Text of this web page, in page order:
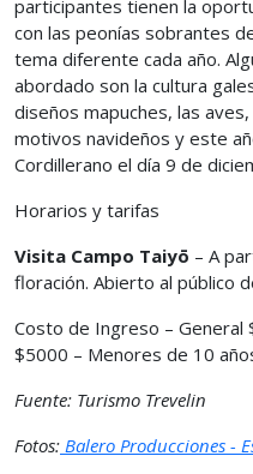
participantes tienen la
con las peonías sobrantes
tema diferente cada año.
abordado son la cultura
diseños mapuches, las
motivos navideños y este
Cordillerano el día 9 de
Horarios y tarifas
Visita Campo Taiyō – A
floración. Abierto al público
Costo de Ingreso – General
$5000 – Menores de 10
Fuente: Turismo Trevelin
Fotos: Balero Producciones -